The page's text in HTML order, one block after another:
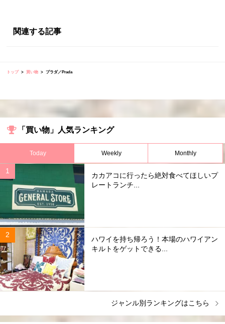
関連する記事
トップ 買い物 プラダ／Prada
「買い物」人気ランキング
Today Weekly Monthly
カカアコに行ったら絶対食べてほしいプ
レートランチ...
ハワイを持ち帰ろう！本場のハワイアン
キルトをゲットできる...
ジャンル別ランキングはこちら